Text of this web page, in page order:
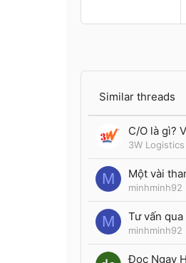
HP
Similar threads
C/O là gì?
3W Logistics
M Một vài
minhminh92
M Tư vấn
minhminh92
Đọc Ngay